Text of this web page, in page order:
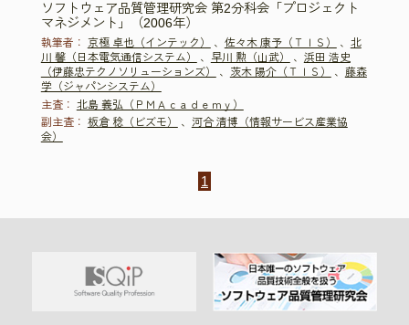
ソフトウェア品質管理研究会 第2分科会「プロジェクト
マネジメント」（2006年）
執筆者： 京極 卓也（インテック） 、 佐々木 康予（ＴＩＳ） 、 北
川 馨（日本電気通信システム）
、 早川 勲（山武） 、 浜田 浩史
（伊藤忠テクノソリューションズ）
、 茨木 陽介（ＴＩＳ） 、 藤森
学（ジャパンシステム）
主査： 北島 義弘（ＰＭＡｃａｄｅｍｙ）
副主査： 板倉 稔（ビズモ） 、 河合 清博（情報サービス産業協
会）
1